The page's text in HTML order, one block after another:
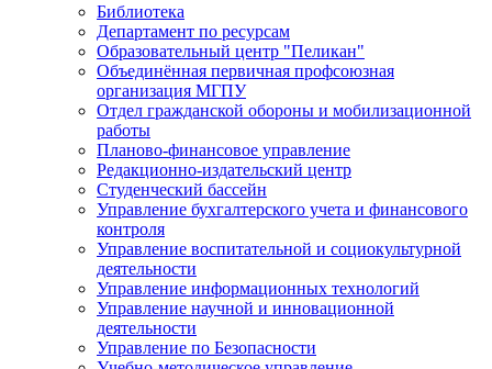
Библиотека
Департамент по ресурсам
Образовательный центр "Пеликан"
Объединённая первичная профсоюзная
организация МГПУ
Отдел гражданской обороны и мобилизационной
работы
Планово-финансовое управление
Редакционно-издательский центр
Студенческий бассейн
Управление бухгалтерского учета и финансового
контроля
Управление воспитательной и социокультурной
деятельности
Управление информационных технологий
Управление научной и инновационной
деятельности
Управление по Безопасности